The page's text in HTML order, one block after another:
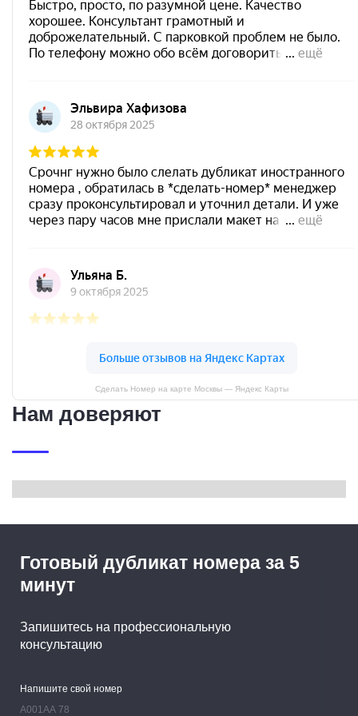
Сделать Номер на карте Москвы — Яндекс Карты
Нам доверяют
Готовый дубликат номера за 5
минут
Запишитесь на профессиональную
консультацию
Напишите свой номер